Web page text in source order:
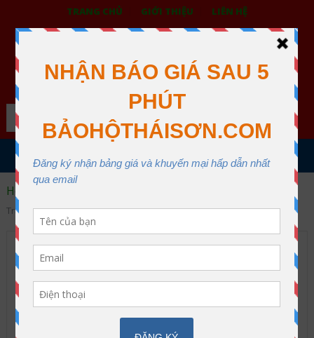
TRANG CHỦ GIỚI THIỆU LIÊN HỆ
BẢO HỘ LAO ĐỘNG THÁI SƠN
XƯỞNG MAY THÁI SƠN QUẬN 12
Search
MENU
Home
Trắng ABS07